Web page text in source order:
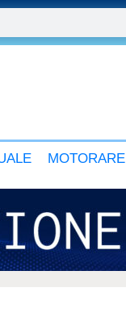
MOTORARE